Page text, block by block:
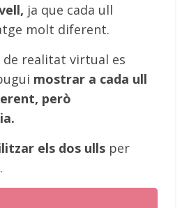
ja que cada ull
molt diferent.
de realitat virtual es
mostrar a cada ull
però
els dos ullsper